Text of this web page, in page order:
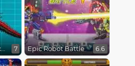
Battle Robot T-Rex Age 7 Epic Robot Battle 6.6